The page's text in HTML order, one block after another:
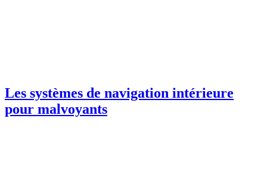
Les systèmes de navigation intérieure
pour malvoyants